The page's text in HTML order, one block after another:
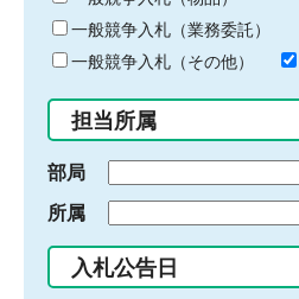
ワ
ー
ド
入
力
一般競争入札（業務委託）
一般競争入札（その他）
担当所属
部局
所属
入札公告日